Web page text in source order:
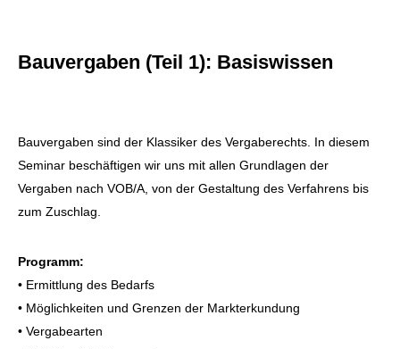
Bauvergaben (Teil 1): Basiswissen
Bauvergaben sind der Klassiker des Vergaberechts. In diesem
Seminar beschäftigen wir uns mit allen Grundlagen der
Vergaben nach VOB/A, von der Gestaltung des Verfahrens bis
zum Zuschlag.
Programm:
• Ermittlung des Bedarfs
• Möglichkeiten und Grenzen der Markterkundung
• Vergabearten